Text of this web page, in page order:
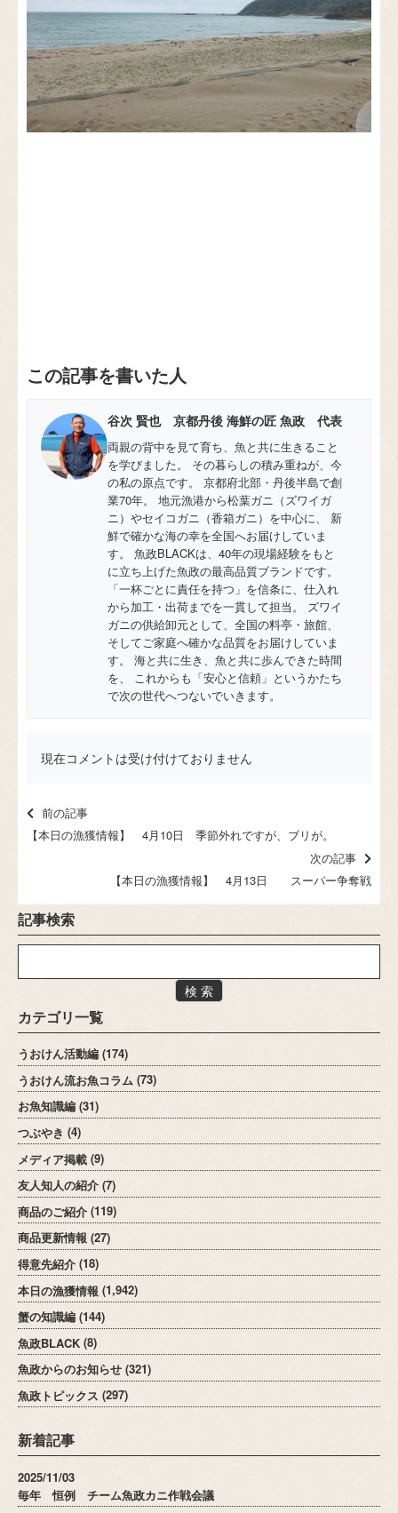
この記事を書いた人
谷次 賢也 京都丹後 海鮮の匠 魚政 代表
両親の背中を見て育ち、魚と共に生きること
を学びました。 その暮らしの積み重ねが、今
の私の原点です。 京都府北部・丹後半島で創
業70年。 地元漁港から松葉ガニ（ズワイガ
ニ）やセイコガニ（香箱ガニ）を中心に、 新
鮮で確かな海の幸を全国へお届けしていま
す。 魚政BLACKは、40年の現場経験をもと
に立ち上げた魚政の最高品質ブランドです。
「一杯ごとに責任を持つ」を信条に、仕入れ
から加工・出荷までを一貫して担当。 ズワイ
ガニの供給卸元として、全国の料亭・旅館、
そしてご家庭へ確かな品質をお届けしていま
す。 海と共に生き、魚と共に歩んできた時間
を、 これからも「安心と信頼」というかたち
で次の世代へつないでいきます。
現在コメントは受け付けておりません
前の記事
【本日の漁獲情報】 4月10日 季節外れですが、ブリが。
次の記事
【本日の漁獲情報】 4月13日 スーパー争奪戦
記事検索
検 索
カテゴリ一覧
うおけん活動編 (174)
うおけん流お魚コラム (73)
お魚知識編 (31)
つぶやき (4)
メディア掲載 (9)
友人知人の紹介 (7)
商品のご紹介 (119)
商品更新情報 (27)
得意先紹介 (18)
本日の漁獲情報 (1,942)
蟹の知識編 (144)
魚政BLACK (8)
魚政からのお知らせ (321)
魚政トピックス (297)
新着記事
2025/11/03
毎年 恒例 チーム魚政カニ作戦会議